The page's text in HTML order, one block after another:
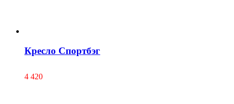
Кресло Спортбэг
4 420